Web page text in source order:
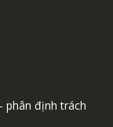
phân định trách